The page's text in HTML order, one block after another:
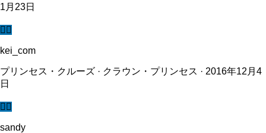
1月23日
🧜‍♀️
kei_com
プリンセス・クルーズ · クラウン・プリンセス · 2016年12月4
日
🧜‍♀️
sandy